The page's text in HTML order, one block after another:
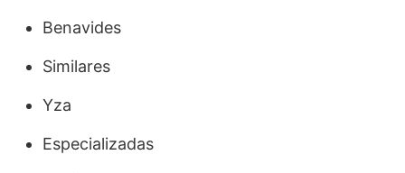
Benavides
Similares
Yza
Especializadas